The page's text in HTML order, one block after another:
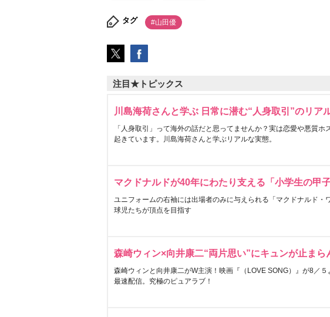
タグ #山田優
注目★トピックス
川島海荷さんと学ぶ 日常に潜む“人身取引”のリア
「人身取引」って海外の話だと思ってませんか？実は恋愛や悪質ホ
起きています。川島海荷さんと学ぶリアルな実態。
マクドナルドが40年にわたり支える「小学生の甲子
ユニフォームの右袖には出場者のみに与えられる「マクドナルド・
球児たちが頂点を目指す
森崎ウィン×向井康二“両片思い”にキュンが止まら
森崎ウィンと向井康二がW主演！映画『（LOVE SONG）』が8／
最速配信。究極のピュアラブ！